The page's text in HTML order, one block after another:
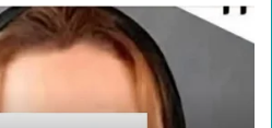
بعد
جريمة